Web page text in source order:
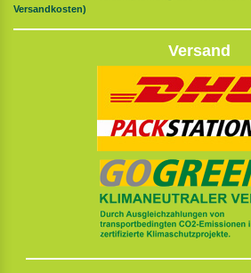
Versandkosten)
Versand